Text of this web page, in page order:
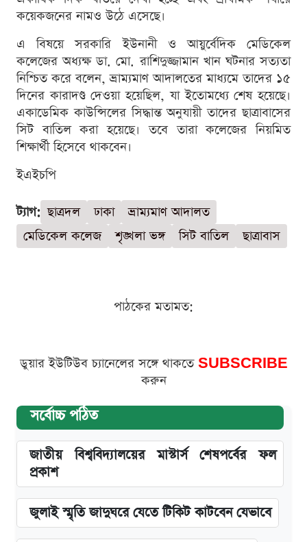
কয়েকজনের নামও উঠে এসেছে।
এ বিষয়ে সরকারি ইউনানী ও আয়ুর্বেদিক মেডিকেল
কলেজের অধ্যক্ষ ডা. মো. রাশিদুজ্জামান খান ঘটনার সত্যতা
নিশ্চিত করে বলেন, ভ্রাম্যমাণ আদালতের মাধ্যমে তাদের ১৫
দিনের কারাদণ্ড দেওয়া হয়েছিল, যা ইতোমধ্যে শেষ হয়েছে।
একাডেমিক কাউন্সিলের সিদ্ধান্ত অনুযায়ী তাদের ছাত্রাবাসের
সিট বাতিল করা হয়েছে। তবে তারা কলেজের নিয়মিত
শিক্ষার্থী হিসেবে থাকবেন।
ইএইচপি
ট্যাগ: ছাত্রদল ঢাকা
ভ্রাম্যমাণ আদালত
মেডিকেল কলেজ
শৃঙ্খলা ভঙ্গ সিট বাতিল ছাত্রাবাস
পাঠকের মতামত:
ডুয়ার ইউটিউব চ্যানেলের সঙ্গে থাকতে SUBSCRIBE
করুন
সর্বোচ্চ পঠিত
জাতীয় বিশ্ববিদ্যালয়ের মাস্টার্স শেষপর্বের ফল
প্রকাশ
জুলাই স্মৃতি জাদুঘরে যেতে টিকিট কাটবেন যেভাবে